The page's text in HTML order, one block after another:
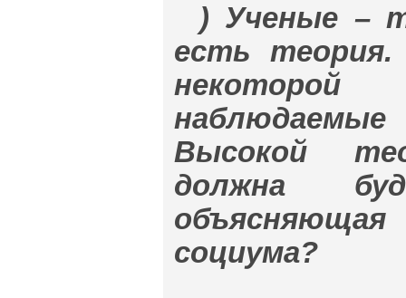
) Ученые –
есть теория.
некоторой
Высокой
должна
социума?